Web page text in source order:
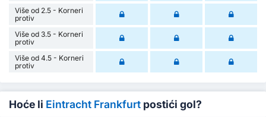
Više od 2.5 - Korneri
protiv
Više od 3.5 - Korneri
protiv
Više od 4.5 - Korneri
protiv
Hoće li Eintracht Frankfurt postići gol?